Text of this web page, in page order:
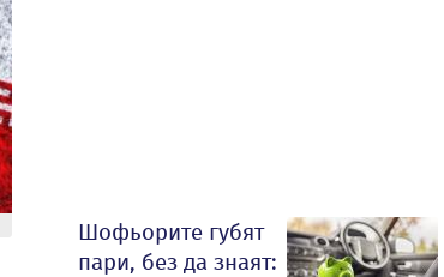
Шофьорите губят
пари, без да знаят: